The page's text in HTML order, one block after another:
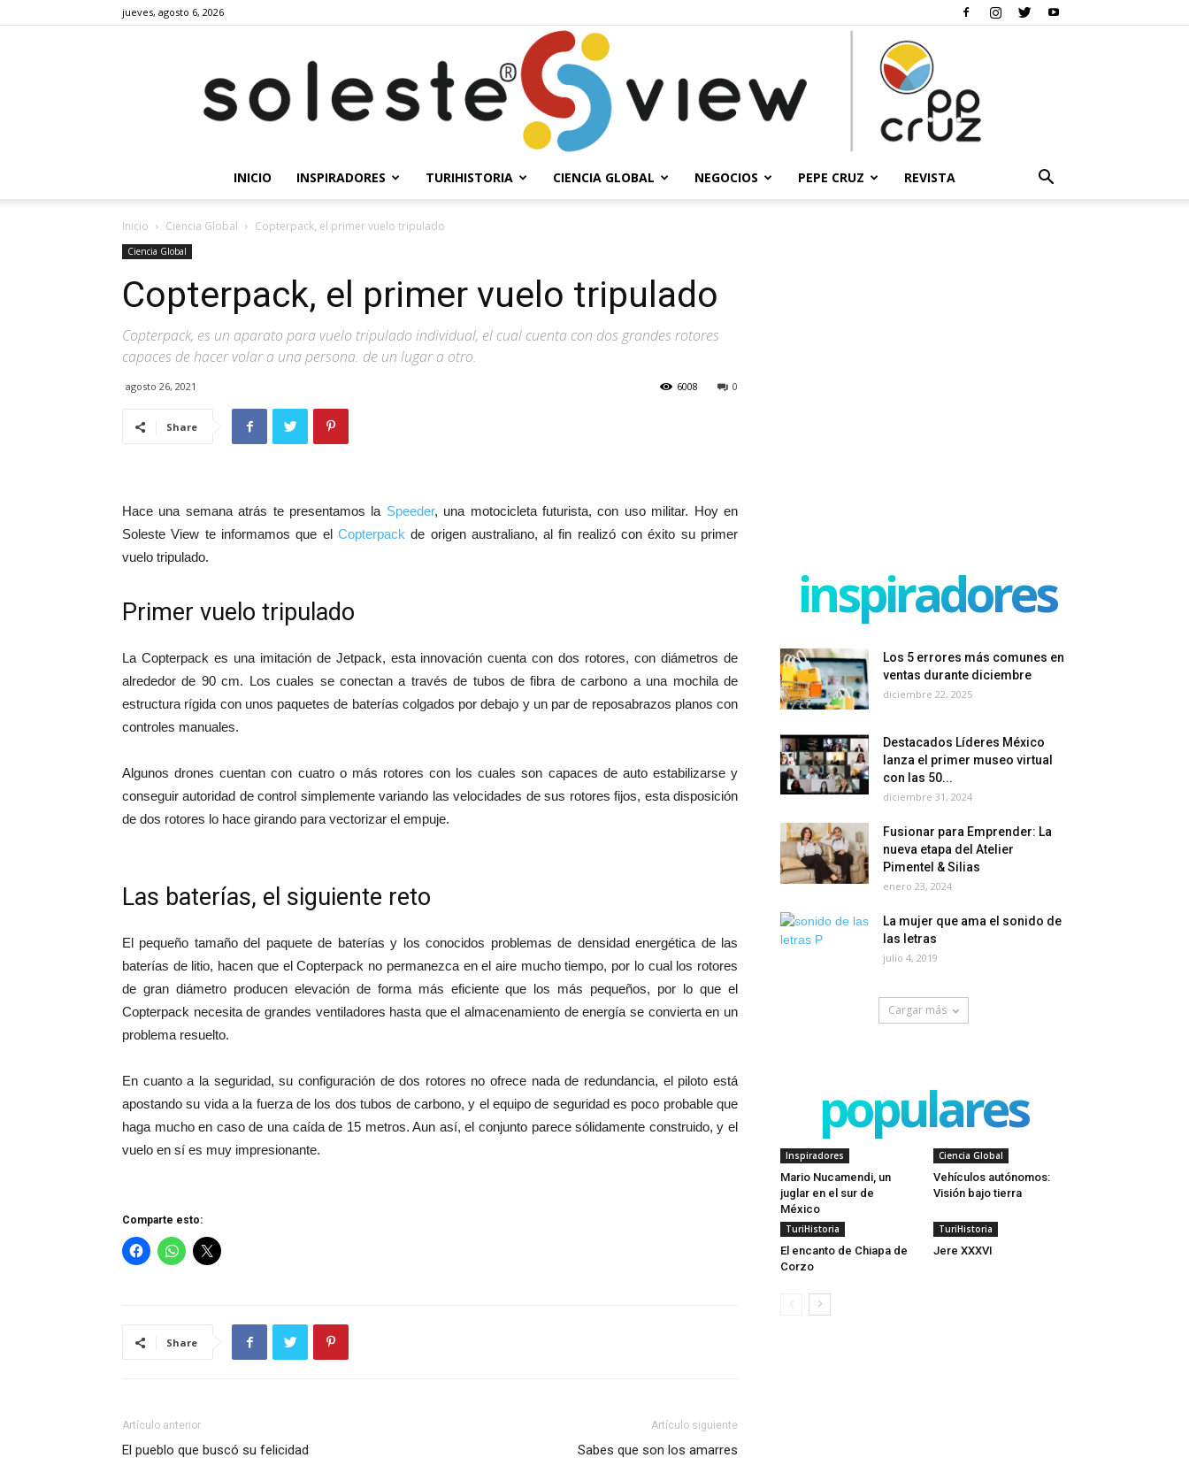
jueves, agosto 6, 2026
INICIO INSPIRADORES TURIHISTORIA CIENCIA GLOBAL NEGOCIOS PEPE CRUZ REVISTA
Inicio Ciencia Global Copterpack, el primer vuelo tripulado
Ciencia Global
Copterpack, el primer vuelo tripulado
Copterpack, es un aparato para vuelo tripulado individual, el cual cuenta con dos grandes rotores
capaces de hacer volar a una persona. de un lugar a otro.
agosto 26, 2021 0
6008
Share
Hace una semana atrás te presentamos la Speeder, una motocicleta futurista, con uso militar. Hoy en
Soleste View te informamos que el Copterpack de origen australiano, al fin realizó con éxito su primer
vuelo tripulado.
Primer vuelo tripulado
La Copterpack es una imitación de Jetpack, esta innovación cuenta con dos rotores, con diámetros de
alrededor de 90 cm. Los cuales se conectan a través de tubos de fibra de carbono a una mochila de
estructura rígida con unos paquetes de baterías colgados por debajo y un par de reposabrazos planos con
controles manuales.
Algunos drones cuentan con cuatro o más rotores con los cuales son capaces de auto estabilizarse y
conseguir autoridad de control simplemente variando las velocidades de sus rotores fijos, esta disposición
de dos rotores lo hace girando para vectorizar el empuje.
Las baterías, el siguiente reto
El pequeño tamaño del paquete de baterías y los conocidos problemas de densidad energética de las
baterías de litio, hacen que el Copterpack no permanezca en el aire mucho tiempo, por lo cual los rotores
de gran diámetro producen elevación de forma más eficiente que los más pequeños, por lo que el
Copterpack necesita de grandes ventiladores hasta que el almacenamiento de energía se convierta en un
problema resuelto.
En cuanto a la seguridad, su configuración de dos rotores no ofrece nada de redundancia, el piloto está
apostando su vida a la fuerza de los dos tubos de carbono, y el equipo de seguridad es poco probable que
haga mucho en caso de una caída de 15 metros. Aun así, el conjunto parece sólidamente construido, y el
vuelo en sí es muy impresionante.
Comparte esto:
Share
Artículo anterior
El pueblo que buscó su felicidad
Artículo siguiente
Sabes que son los amarres
inspiradores
Los 5 errores más comunes en
ventas durante diciembre
diciembre 22, 2025
Destacados Líderes México
lanza el primer museo virtual
con las 50...
diciembre 31, 2024
Fusionar para Emprender: La
nueva etapa del Atelier
Pimentel & Silias
enero 23, 2024
La mujer que ama el sonido de
las letras
julio 4, 2019
Cargar más
populares
Inspiradores
Mario Nucamendi, un
juglar en el sur de
México
Ciencia Global
Vehículos autónomos:
Visión bajo tierra
TuriHistoria
El encanto de Chiapa de
Corzo
TuriHistoria
Jere XXXVI